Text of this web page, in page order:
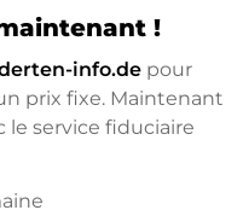
!
info.de pour
prix fixe. Maintenant
service fiduciaire